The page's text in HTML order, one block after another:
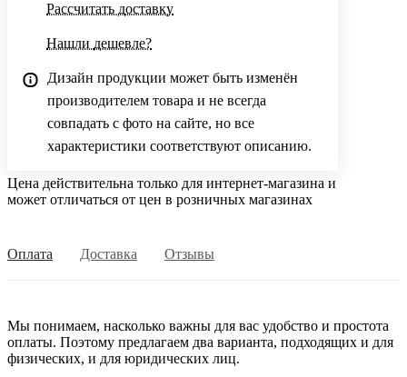
Рассчитать доставку
Нашли дешевле?
Дизайн продукции может быть изменён
производителем товара и не всегда
совпадать с фото на сайте, но все
характеристики соответствуют описанию.
Цена действительна только для интернет-магазина и
может отличаться от цен в розничных магазинах
Оплата Доставка Отзывы
Мы понимаем, насколько важны для вас удобство и простота
оплаты. Поэтому предлагаем два варианта, подходящих и для
физических, и для юридических лиц.